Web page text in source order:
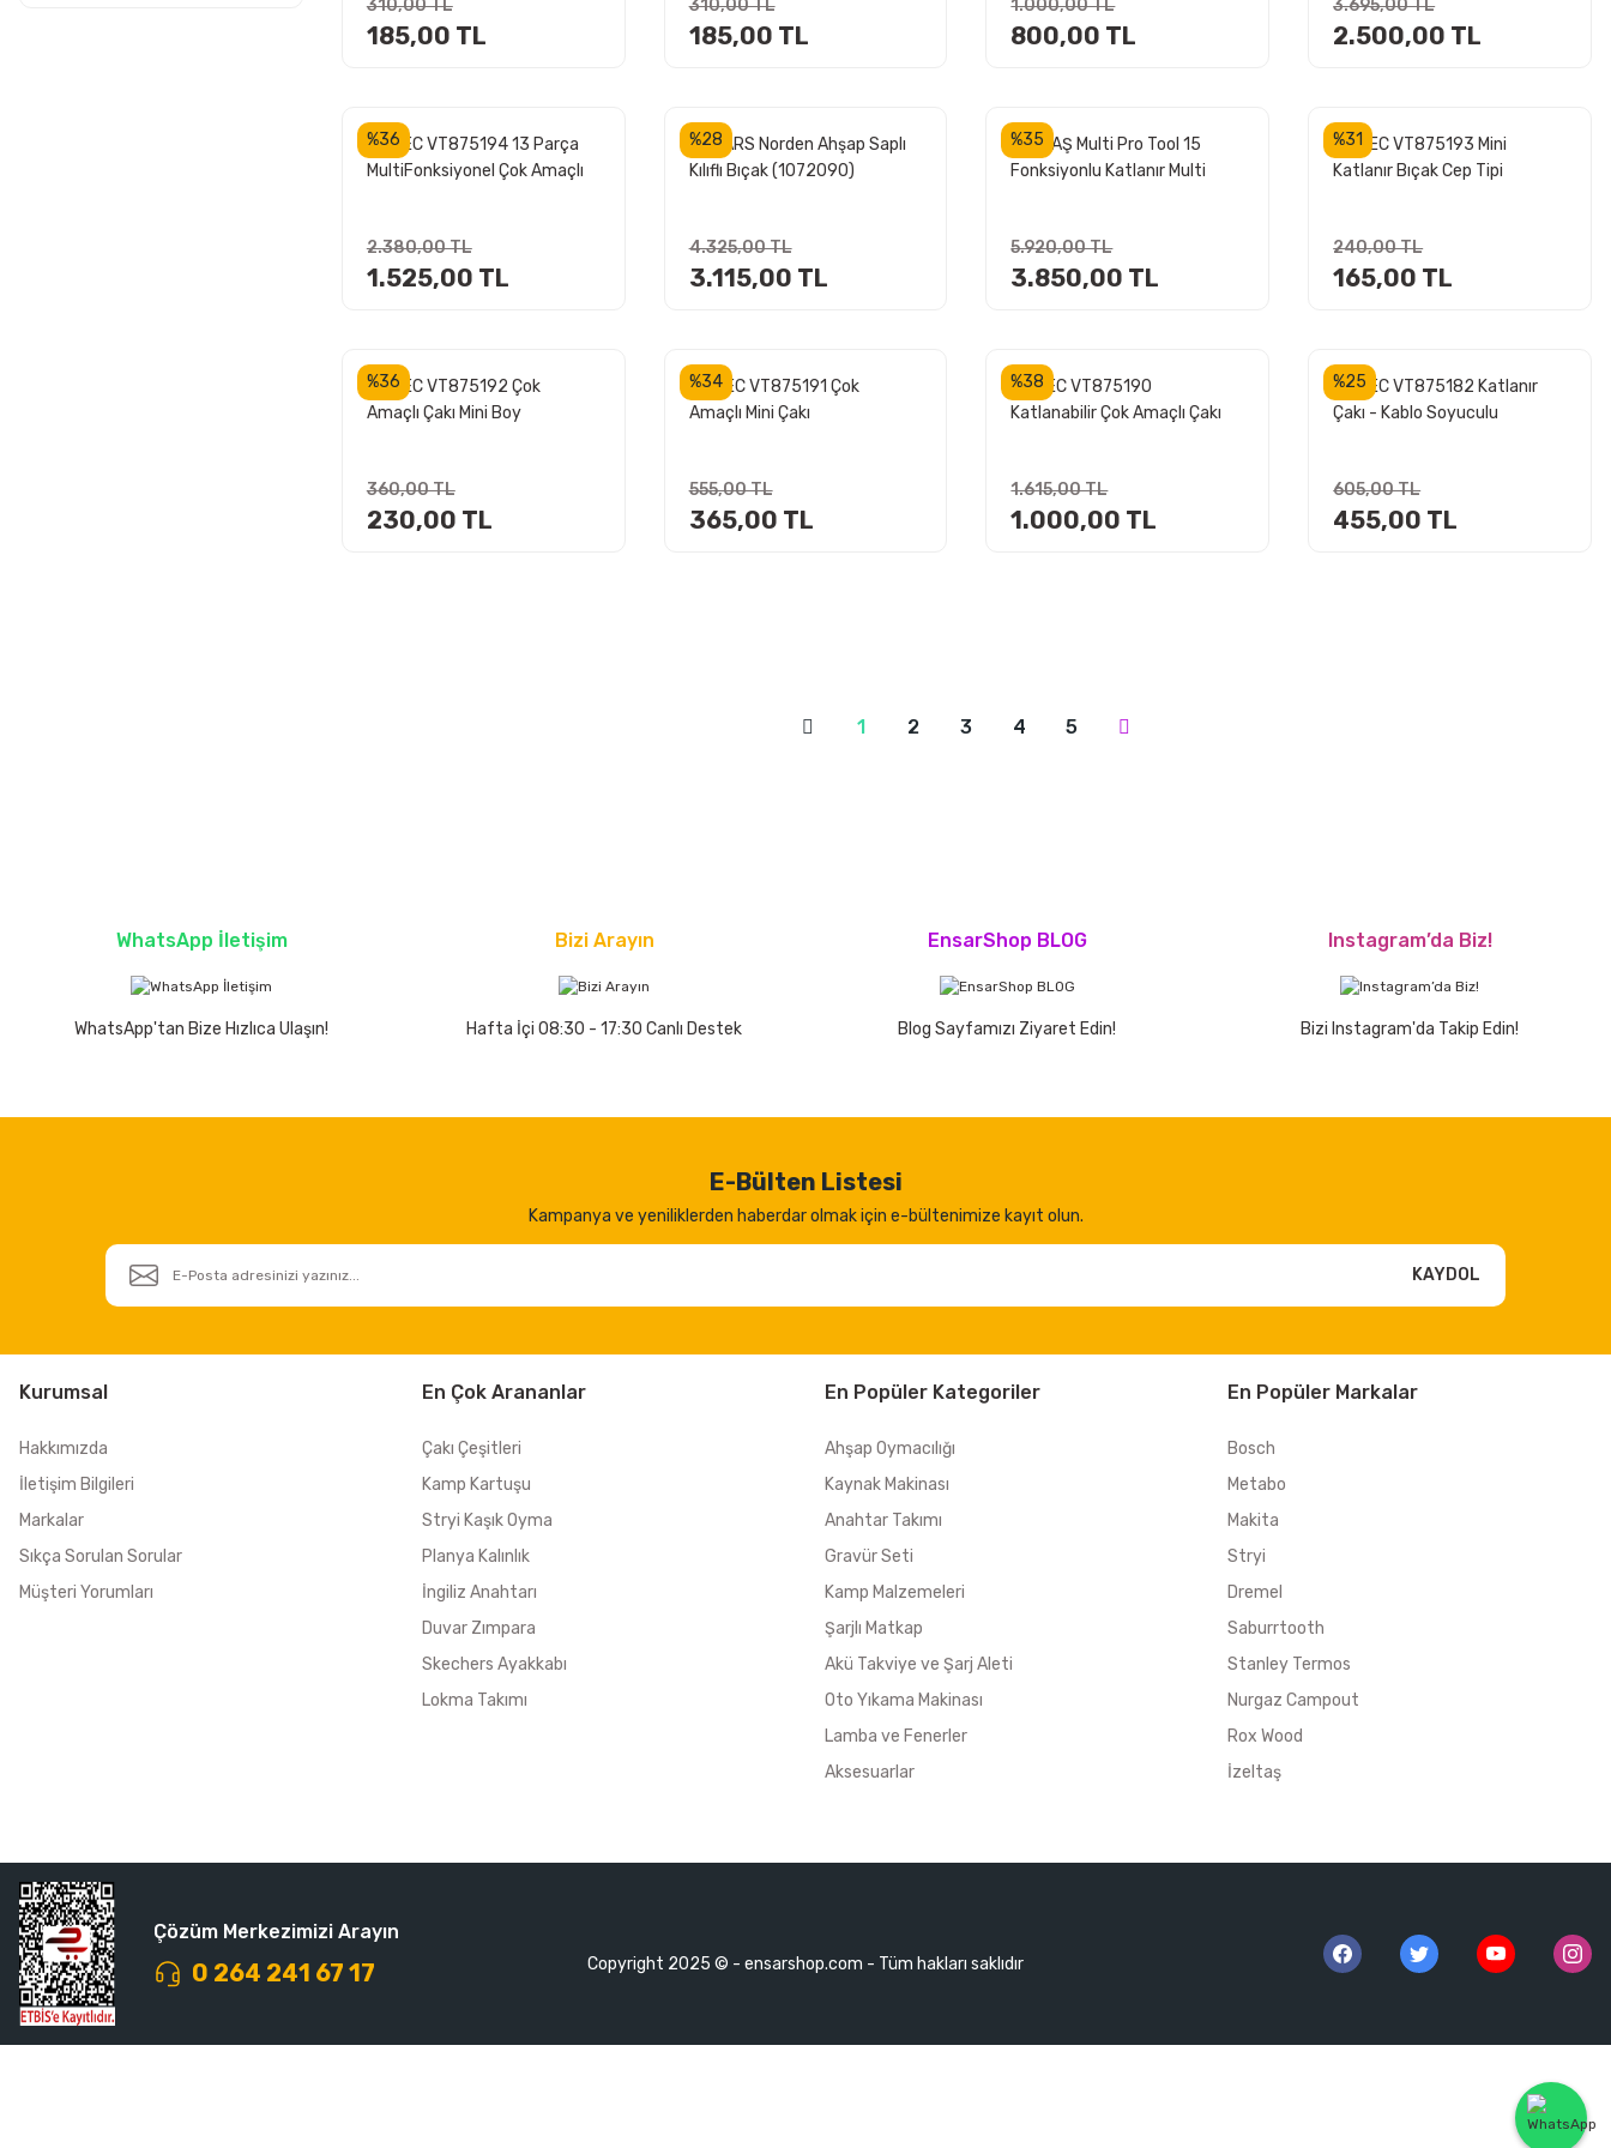
310,00 TL
185,00 TL
310,00 TL
185,00 TL
1.000,00 TL
800,00 TL
3.695,00 TL
2.500,00 TL
%36
VIPTEC VT875194 13 Parça
MultiFonksiyonel Çok Amaçlı
2.380,00 TL
1.525,00 TL
%28
FISKARS Norden Ahşap Saplı
Kılıflı Bıçak (1072090)
4.325,00 TL
3.115,00 TL
%35
İZELTAŞ Multi Pro Tool 15
Fonksiyonlu Katlanır Multi
5.920,00 TL
3.850,00 TL
%31
VIPTEC VT875193 Mini
Katlanır Bıçak Cep Tipi
240,00 TL
165,00 TL
%36
VIPTEC VT875192 Çok
Amaçlı Çakı Mini Boy
360,00 TL
230,00 TL
%34
VIPTEC VT875191 Çok
Amaçlı Mini Çakı
555,00 TL
365,00 TL
%38
VIPTEC VT875190
Katlanabilir Çok Amaçlı Çakı
1.615,00 TL
1.000,00 TL
%25
VIPTEC VT875182 Katlanır
Çakı - Kablo Soyuculu
605,00 TL
455,00 TL
1 2 3 4 5
WhatsApp İletişim
WhatsApp'tan Bize Hızlıca Ulaşın!
Bizi Arayın
Hafta İçi 08:30 - 17:30 Canlı Destek
EnsarShop BLOG
Blog Sayfamızı Ziyaret Edin!
Instagram’da Biz!
Bizi Instagram'da Takip Edin!
E-Bülten Listesi
Kampanya ve yeniliklerden haberdar olmak için e-bültenimize kayıt olun.
KAYDOL
Kurumsal
Hakkımızda
İletişim Bilgileri
Markalar
Sıkça Sorulan Sorular
Müşteri Yorumları
En Çok Arananlar
Çakı Çeşitleri
Kamp Kartuşu
Stryi Kaşık Oyma
Planya Kalınlık
İngiliz Anahtarı
Duvar Zımpara
Skechers Ayakkabı
Lokma Takımı
En Popüler Kategoriler
Ahşap Oymacılığı
Kaynak Makinası
Anahtar Takımı
Gravür Seti
Kamp Malzemeleri
Şarjlı Matkap
Akü Takviye ve Şarj Aleti
Oto Yıkama Makinası
Lamba ve Fenerler
Aksesuarlar
En Popüler Markalar
Bosch
Metabo
Makita
Stryi
Dremel
Saburrtooth
Stanley Termos
Nurgaz Campout
Rox Wood
İzeltaş
Çözüm Merkezimizi Arayın
0 264 241 67 17 Copyright 2025 © - ensarshop.com - Tüm hakları saklıdır